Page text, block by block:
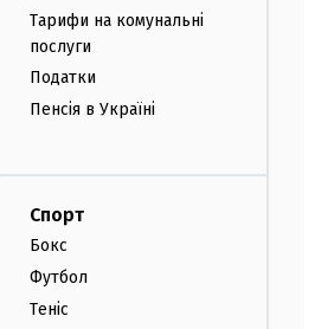
Тарифи на комунальні
послуги
Податки
Пенсія в Україні
Спорт
Бокс
Футбол
Теніс